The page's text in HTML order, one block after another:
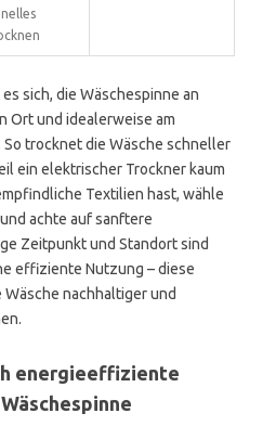
sich, die Wäschespinne an
Ort und idealerweise am
trocknet die Wäsche schneller
ein elektrischer Trockner kaum
Textilien hast, wähle
achte auf sanftere
Zeitpunkt und Standort sind
effiziente Nutzung – diese
nachhaltiger und
energieeffiziente